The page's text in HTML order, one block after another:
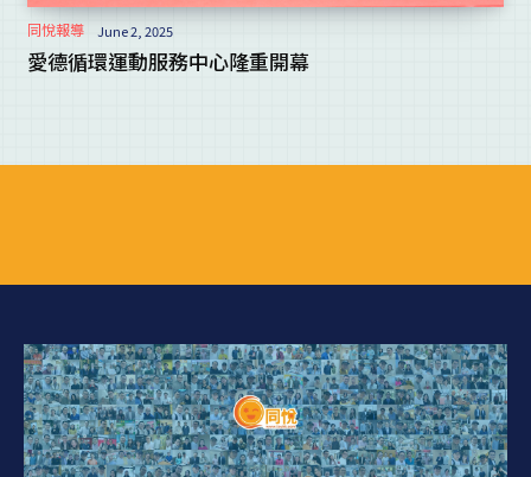
同悅報導 June 2, 2025
愛德循環運動服務中心隆重開幕